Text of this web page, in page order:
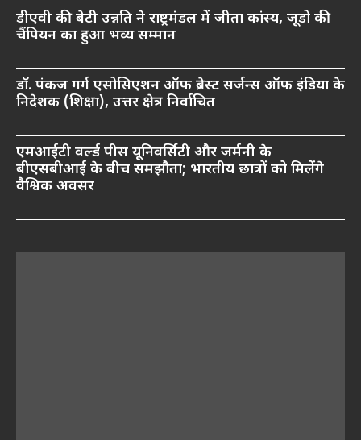
डीएवी की बेटी उन्नति ने राष्ट्रमंडल में जीता कांस्य, जूडो की
चैंपियन का हुआ भव्य सम्मान
डॉ. पंकज गर्ग एसोसिएशन ऑफ ब्रेस्ट सर्जन्स ऑफ इंडिया के
निदेशक (शिक्षा), उत्तर क्षेत्र निर्वाचित
एमआईटी वर्ल्ड पीस यूनिवर्सिटी और जर्मनी के
बीएसबीआई के बीच समझौता; भारतीय छात्रों को मिलेंगे
वैश्विक अवसर